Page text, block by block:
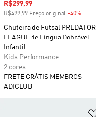
Preço com desconto
R$299,99
R$499,99 Preço original -40%
Chuteira de Futsal PREDATOR
LEAGUE de Língua Dobrável
Infantil
Kids Performance
2 cores
FRETE GRÁTIS MEMBROS
ADICLUB